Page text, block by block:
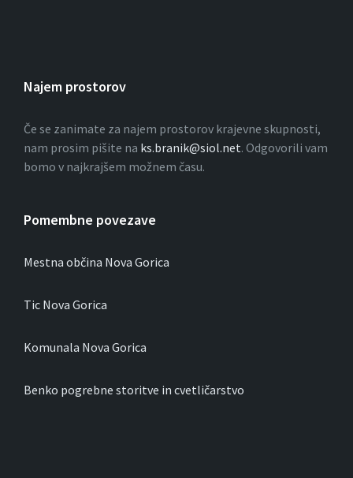
Najem prostorov
Če se zanimate za najem prostorov krajevne skupnosti,
nam prosim pišite na ks.branik@siol.net. Odgovorili vam
bomo v najkrajšem možnem času.
Pomembne povezave
Mestna občina Nova Gorica
Tic Nova Gorica
Komunala Nova Gorica
Benko pogrebne storitve in cvetličarstvo